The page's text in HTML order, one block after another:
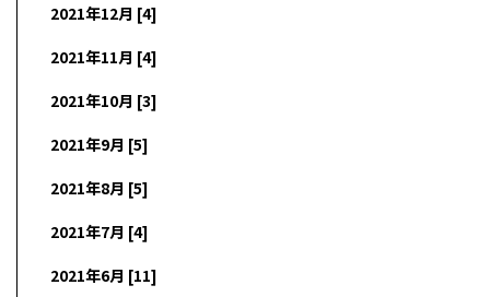
2021年12月 [4]
2021年11月 [4]
2021年10月 [3]
2021年9月 [5]
2021年8月 [5]
2021年7月 [4]
2021年6月 [11]